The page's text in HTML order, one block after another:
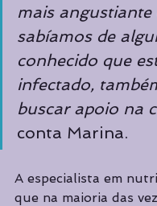
mais angustiante
sabíamos de
conhecido que
infectado,
buscar apoio na
conta Marina.
A especialista em
que na maioria das